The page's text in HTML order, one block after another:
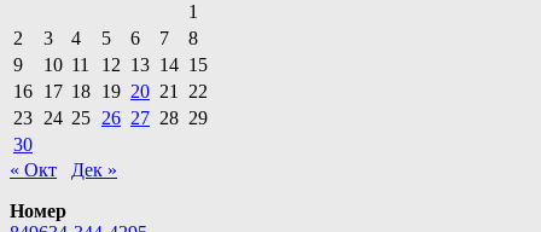
1
2
3 4 5 6 7
8
9
10 11 12 13 14 15
16 17 18 19 20 21
22
23 24 25 26 27 28 29
30
« Окт
Дек »
Номер